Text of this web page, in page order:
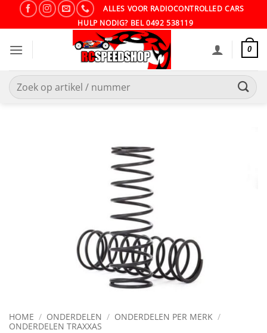
ALLES VOOR RADIOCONTROLLED CARS
HULP NODIG? BEL 0492 538119
0
Zoeken
naar:
HOME / ONDERDELEN / ONDERDELEN PER MERK /
ONDERDELEN TRAXXAS